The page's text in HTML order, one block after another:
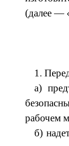
(далее —
1.
а)
рабочем
б)